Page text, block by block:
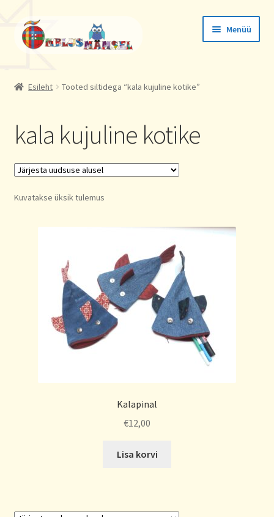
Liigu
navigeerimisele
Liigu
sisu
juurde
Menüü
Aadressid
Esileht Tooted siltidega “kala kujuline kotike”
kala kujuline kotike
Kuvatakse üksik tulemus
Kalapinal
€12,00
Lisa korvi